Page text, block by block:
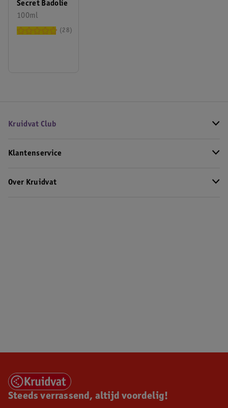
Secret Badolie
100ml
28
Kruidvat Club
Klantenservice
Over Kruidvat
Steeds verrassend, altijd voordelig!